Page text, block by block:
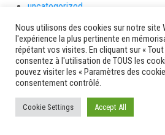
uncategorized
Venir en Martinique
Video
vidététladjéko
Vie Municipale
vigilanceROUGE
Nous utilisons des cookies sur notre site
l'expérience la plus pertinente en
répétant vos visites. En cliquant sur «
consentez à l'utilisation de TOUS les
pouvez visiter les « Paramètres des
consentement contrôlé.
Cookie Settings Accept All